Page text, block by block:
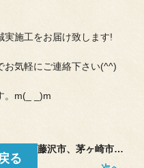
実施工をお届け致します!
お気軽にご連絡下さい(^^)
。m(_ _)m
る
藤沢市、茅ヶ崎市で外壁塗装、防水工事をしております塗幸です。